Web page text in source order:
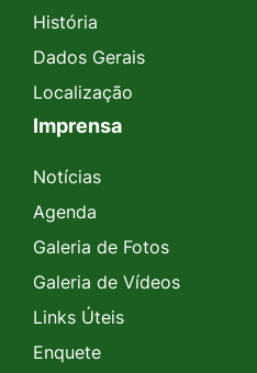
História
Dados Gerais
Localização
Imprensa
Notícias
Agenda
Galeria de Fotos
Galeria de Vídeos
Links Úteis
Enquete